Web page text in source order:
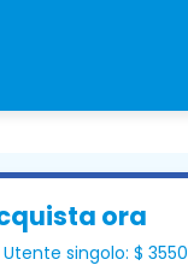
ora
Utente singolo: $ 3550